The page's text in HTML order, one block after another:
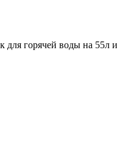
горячей воды на